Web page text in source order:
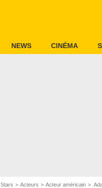
NEWS CINÉMA
Stars Acteurs Acteur américain